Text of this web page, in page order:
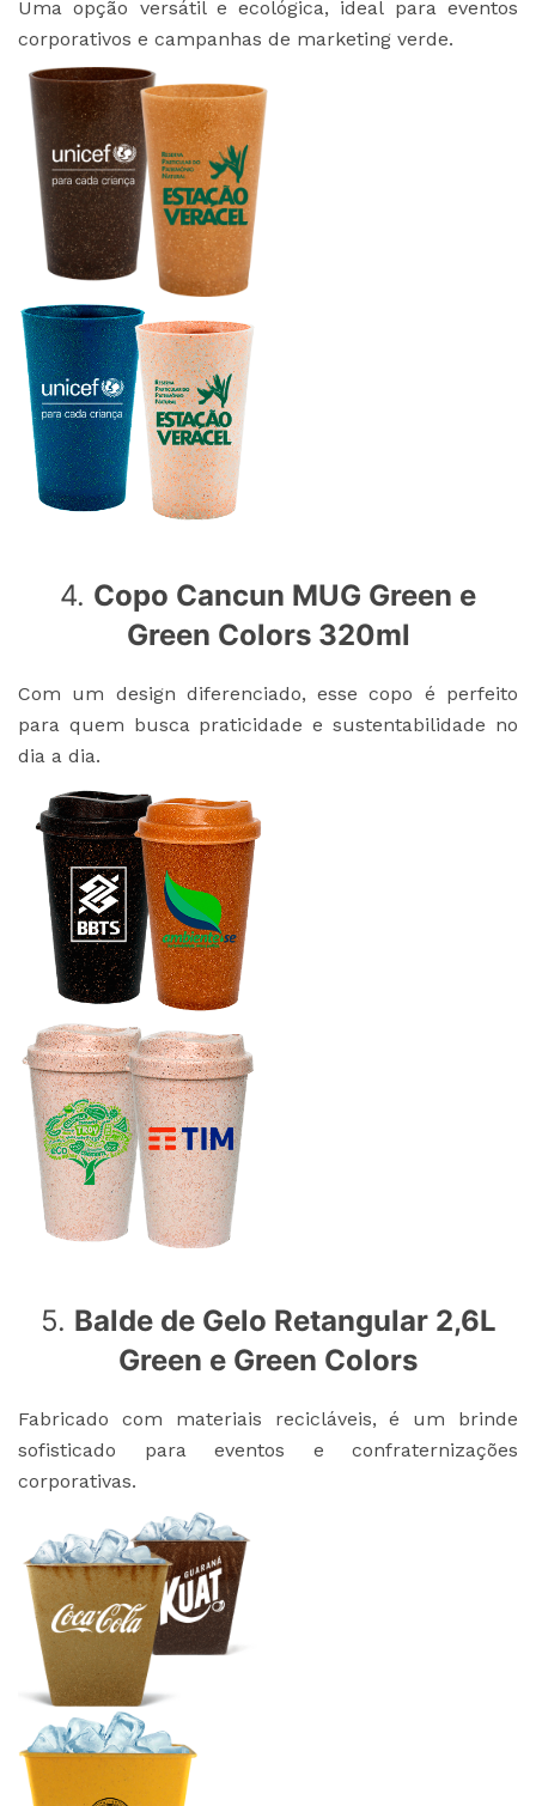
Uma opção versátil e ecológica, ideal para eventos
corporativos e campanhas de marketing verde.
4. Copo Cancun MUG Green e
Green Colors 320ml
Com um design diferenciado, esse copo é perfeito
para quem busca praticidade e sustentabilidade no
dia a dia.
5. Balde de Gelo Retangular 2,6L
Green e Green Colors
Fabricado com materiais recicláveis, é um brinde
sofisticado para eventos e confraternizações
corporativas.